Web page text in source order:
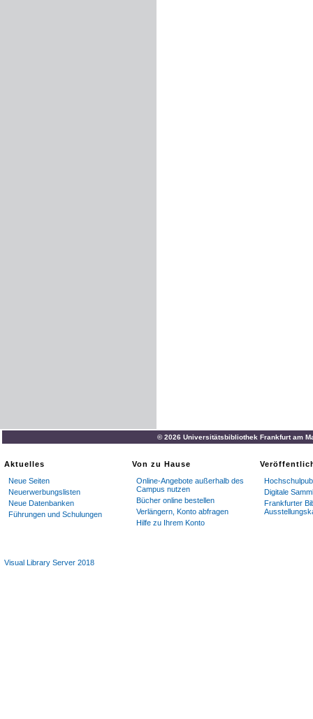
© 2026 Universitätsbibliothek Frankfurt am
Aktuelles
Neue Seiten
Neuerwerbungslisten
Neue Datenbanken
Führungen und Schulungen
Von zu Hause
Online-Angebote außerhalb des
Campus nutzen
Bücher online bestellen
Verlängern, Konto abfragen
Hilfe zu Ihrem Konto
Digitale
Frankfurter
Visual Library Server 2018